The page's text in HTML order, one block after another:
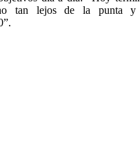
tan lejos de la punta y